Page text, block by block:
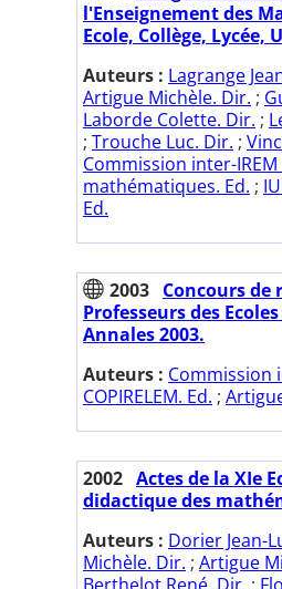
l'Enseignement des
Ecole, Collège, Lycée,
Auteurs : Lagrange
Artigue Michèle. Dir. ;
Laborde Colette. Dir. ;
; Trouche Luc. Dir. ;
Commission inter-
mathématiques. Ed. ;
Ed.
2003 Concours de
Professeurs des
Annales 2003.
Auteurs : Commission
COPIRELEM. Ed. ;
2002 Actes de la XIe
didactique des
Auteurs : Dorier Jean-
Michèle. Dir. ; Artigue